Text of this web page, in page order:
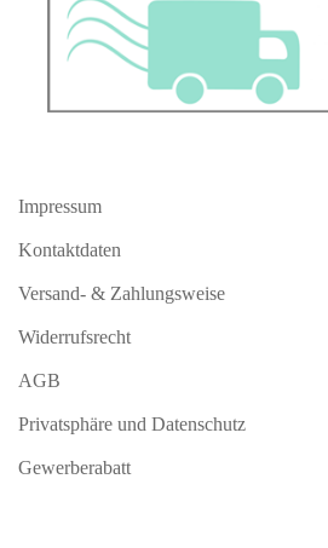
Impressum
Kontaktdaten
Versand- & Zahlungsweise
Widerrufsrecht
AGB
Privatsphäre und Datenschutz
Gewerberabatt